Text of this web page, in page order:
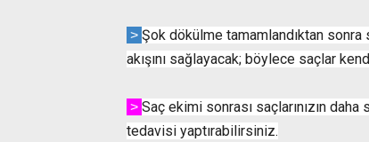
˃ Şok dökülme tamamlandıktan
akışını sağlayacak; böylece saçlar
˃ Saç ekimi sonrası saçlarınızın
tedavisi yaptırabilirsiniz.